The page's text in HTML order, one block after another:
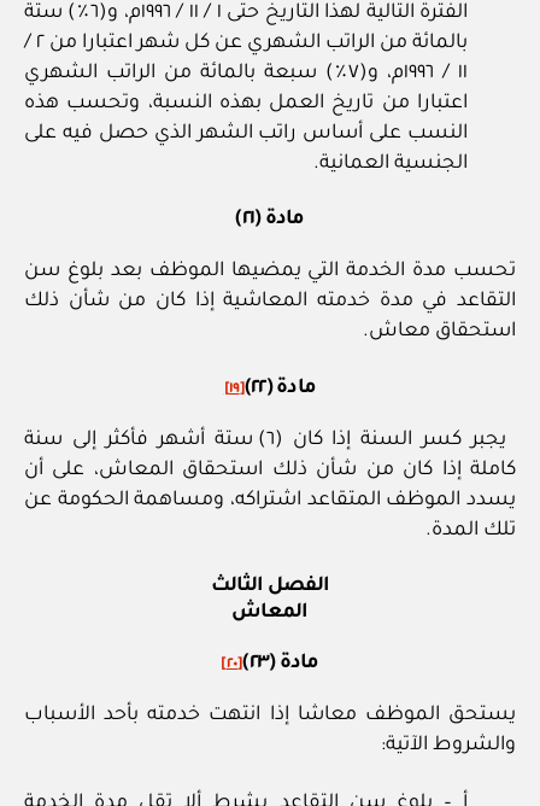
الفترة التالية لهذا التاريخ حتى ١ / ١١ / ١٩٩٦م، و(٦٪) ستة
بالمائة من الراتب الشهري عن كل شهر اعتبارا من ٢ /
١١ / ١٩٩٦م، و(٧٪) سبعة بالمائة من الراتب الشهري
اعتبارا من تاريخ العمل بهذه النسبة، وتحسب هذه
النسب على أساس راتب الشهر الذي حصل فيه على
الجنسية العمانية.
مادة (٢١)
تحسب مدة الخدمة التي يمضيها الموظف بعد بلوغ سن
التقاعد في مدة خدمته المعاشية إذا كان من شأن ذلك
استحقاق معاش.
مادة (٢٢) [١٩]
يجبر كسر السنة إذا كان (٦) ستة أشهر فأكثر إلى سنة
كاملة إذا كان من شأن ذلك استحقاق المعاش، على أن
يسدد الموظف المتقاعد اشتراكه، ومساهمة الحكومة عن
تلك المدة.
الفصل الثالث
المعاش
مادة (٢٣) [٢٠]
يستحق الموظف معاشا إذا انتهت خدمته بأحد الأسباب
والشروط الآتية: